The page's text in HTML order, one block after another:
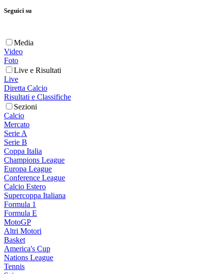
Seguici su
Media
Video
Foto
Live e Risultati
Live
Diretta Calcio
Risultati e Classifiche
Sezioni
Calcio
Mercato
Serie A
Serie B
Coppa Italia
Champions League
Europa League
Conference League
Calcio Estero
Supercoppa Italiana
Formula 1
Formula E
MotoGP
Altri Motori
Basket
America's Cup
Nations League
Tennis